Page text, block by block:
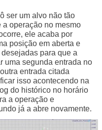
ser um alvo não tão
a operação no mesmo
ele acaba por
posição em aberta e
para que a
uma segunda entrada no
entrada citada
isso acontecendo na
do histórico no horário
a operação e
já a abre novamente.